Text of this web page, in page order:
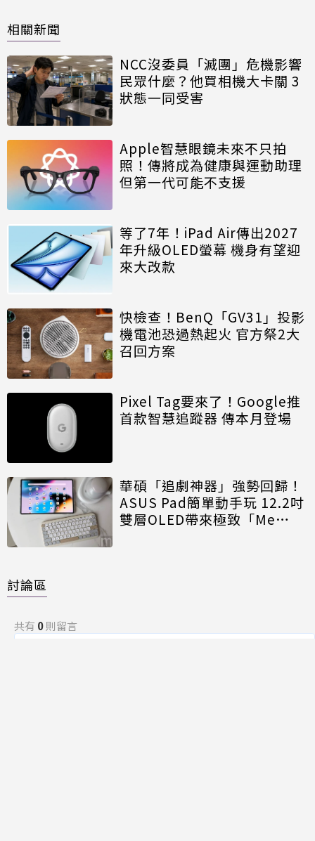
相關新聞
NCC沒委員「滅團」危機影響
民眾什麼？他買相機大卡關 3
狀態一同受害
Apple智慧眼鏡未來不只拍
照！傳將成為健康與運動助理
但第一代可能不支援
等了7年！iPad Air傳出2027
年升級OLED螢幕 機身有望迎
來大改款
快檢查！BenQ「GV31」投影
機電池恐過熱起火 官方祭2大
召回方案
Pixel Tag要來了！Google推
首款智慧追蹤器 傳本月登場
華碩「追劇神器」強勢回歸！
ASUS Pad簡單動手玩 12.2吋
雙層OLED帶來極致「Me
討論區
共有 0則留言